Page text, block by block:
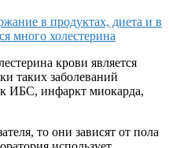
в продуктах, диета и в
много холестерина
крови является
таких заболеваний
ИБС, инфаркт миокарда,
то они зависят от пола